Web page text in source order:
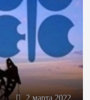
2 марта 2022